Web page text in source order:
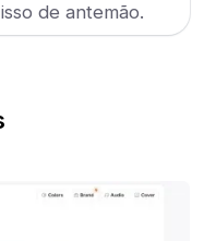
de antemão.